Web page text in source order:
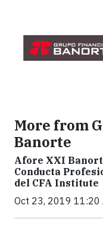
More from
Banorte
Afore XXI
Conducta
del CFA Institute
Oct 23, 2019 11:20